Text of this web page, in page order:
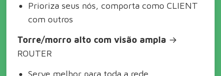
Prioriza seus nós, comporta como CLIENT
com outros
Torre/morro alto com visão ampla →
ROUTER
Serve melhor para toda a rede